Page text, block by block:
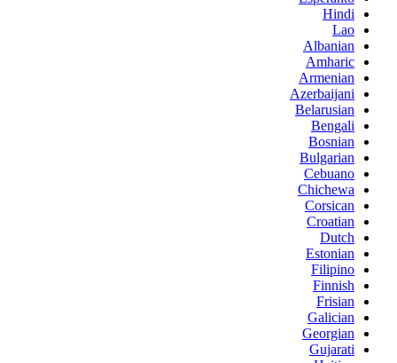
Hindi
Lao
Albanian
Amharic
Armenian
Azerbaijani
Belarusian
Bengali
Bosnian
Bulgarian
Cebuano
Chichewa
Corsican
Croatian
Dutch
Estonian
Filipino
Finnish
Frisian
Galician
Georgian
Gujarati